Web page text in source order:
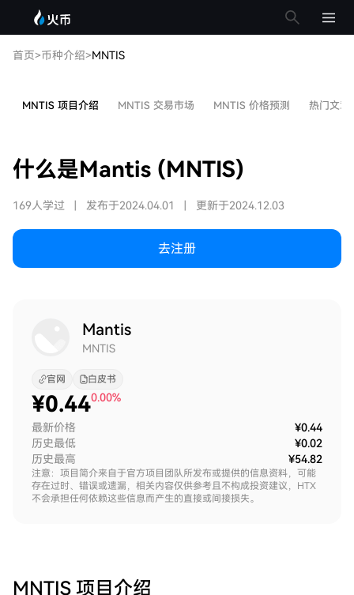
首页>币种介绍>MNTIS
MNTIS 项目介绍 MNTIS 交易市场 MNTIS 价格预测 热门文章
什么是Mantis (MNTIS)
169人学过 发布于2024.04.01 更新于2024.12.03
去注册
Mantis
MNTIS
官网 白皮书
¥0.440.00%
最新价格
¥0.44
历史最低
¥0.02
历史最高
¥54.82
注意：项目简介来自于官方项目团队所发布或提供的信息资料，可能
存在过时、错误或遗漏，相关内容仅供参考且不构成投资建议，HTX
不会承担任何依赖这些信息而产生的直接或间接损失。
MNTIS 项目介绍